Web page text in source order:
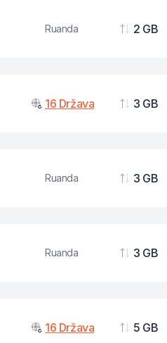
Ruanda
Podaci
2 GB
16 Država
Podaci
3 GB
Ruanda
Podaci
3 GB
Ruanda
Podaci
3 GB
16 Država
Podaci
5 GB